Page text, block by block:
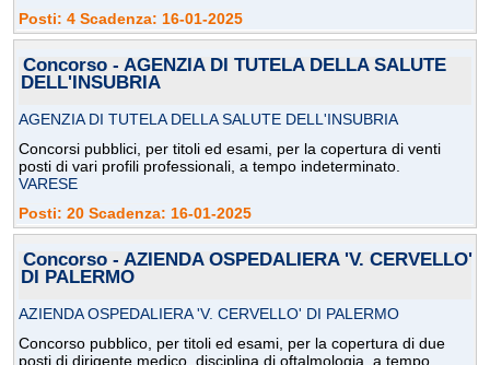
Posti: 4 Scadenza: 16-01-2025
Concorso - AGENZIA DI TUTELA DELLA SALUTE
DELL'INSUBRIA
AGENZIA DI TUTELA DELLA SALUTE DELL'INSUBRIA
Concorsi pubblici, per titoli ed esami, per la copertura di venti
posti di vari profili professionali, a tempo indeterminato.
VARESE
Posti: 20 Scadenza: 16-01-2025
Concorso - AZIENDA OSPEDALIERA 'V. CERVELLO'
DI PALERMO
AZIENDA OSPEDALIERA 'V. CERVELLO' DI PALERMO
Concorso pubblico, per titoli ed esami, per la copertura di due
posti di dirigente medico, disciplina di oftalmologia, a tempo